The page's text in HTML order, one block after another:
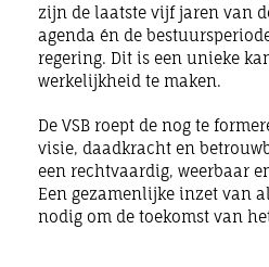
zijn de laatste vijf jaren van
agenda én de
regering. Dit is een unieke
werkelijkheid te maken.
De VSB roept de nog te
visie, daadkracht en
een rechtvaardig, weerbaar
Een gezamenlijke inzet van
nodig om de toekomst van